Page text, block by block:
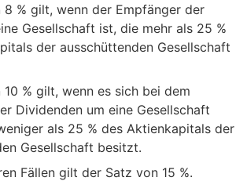
8 % gilt, wenn der Empfänger der
Gesellschaft ist, die mehr als 25 %
der ausschüttenden Gesellschaft
% gilt, wenn es sich bei dem
Dividenden um eine Gesellschaft
als 25 % des Aktienkapitals der
Gesellschaft besitzt.
Fällen gilt der Satz von 15 %.